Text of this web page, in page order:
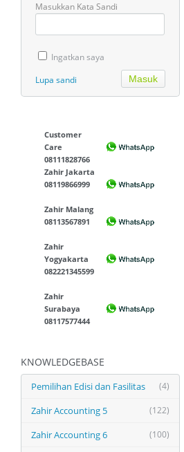
Masukkan Kata Sandi
Ingatkan saya
Lupa sandi
Customer
Care
08111828766
Zahir Jakarta
08119866999
Zahir Malang
08113567891
Zahir
Yogyakarta
082221345599
Zahir
Surabaya
08117577444
KNOWLEDGEBASE
(4)
Pemilihan Edisi dan Fasilitas
(122)
Zahir Accounting 5
(100)
Zahir Accounting 6